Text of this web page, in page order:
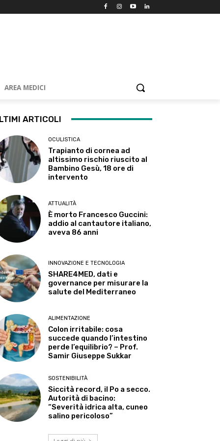
AREA MEDICI
ARTICOLI
OCULISTICA
Trapianto di cornea ad
altissimo rischio riuscito al
Bambino Gesù, 18 ore di
intervento
ATTUALITÀ
È morto Francesco Guccini:
addio al cantautore italiano,
aveva 86 anni
INNOVAZIONE E TECNOLOGIA
SHARE4MED, dati e
governance per misurare la
salute del Mediterraneo
ALIMENTAZIONE
Colon irritabile: cosa
succede quando l’intestino
perde l’equilibrio? – Prof.
Samir Giuseppe Sukkar
SOSTENIBILITÀ
Siccità record, il Po a secco.
Autorità di bacino:
“Severità idrica alta, cuneo
salino pericoloso”